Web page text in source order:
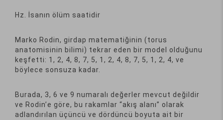
Hz. İsanın ölüm saatidir
Marko Rodin, girdap matematiğinin (torus
anatomisinin bilimi) tekrar eden bir model olduğunu
keşfetti: 1, 2, 4, 8, 7, 5, 1, 2, 4, 8, 7, 5, 1, 2, 4, ve
böylece sonsuza kadar.
Burada, 3, 6 ve 9 numaralı değerler mevcut değildir
ve Rodin’e göre, bu rakamlar “akış alanı” olarak
adlandırılan üçüncü ve dördüncü boyuta ait bir